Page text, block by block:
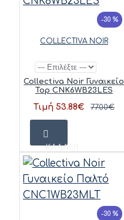
-30 %
COLLECTIVA NOIR
Collectiva Noir Γυναικείο
Top CNK6WB23LES
Τιμή 53.88€ 77.00€
ΚΑΛΆΘΙ
-30 %